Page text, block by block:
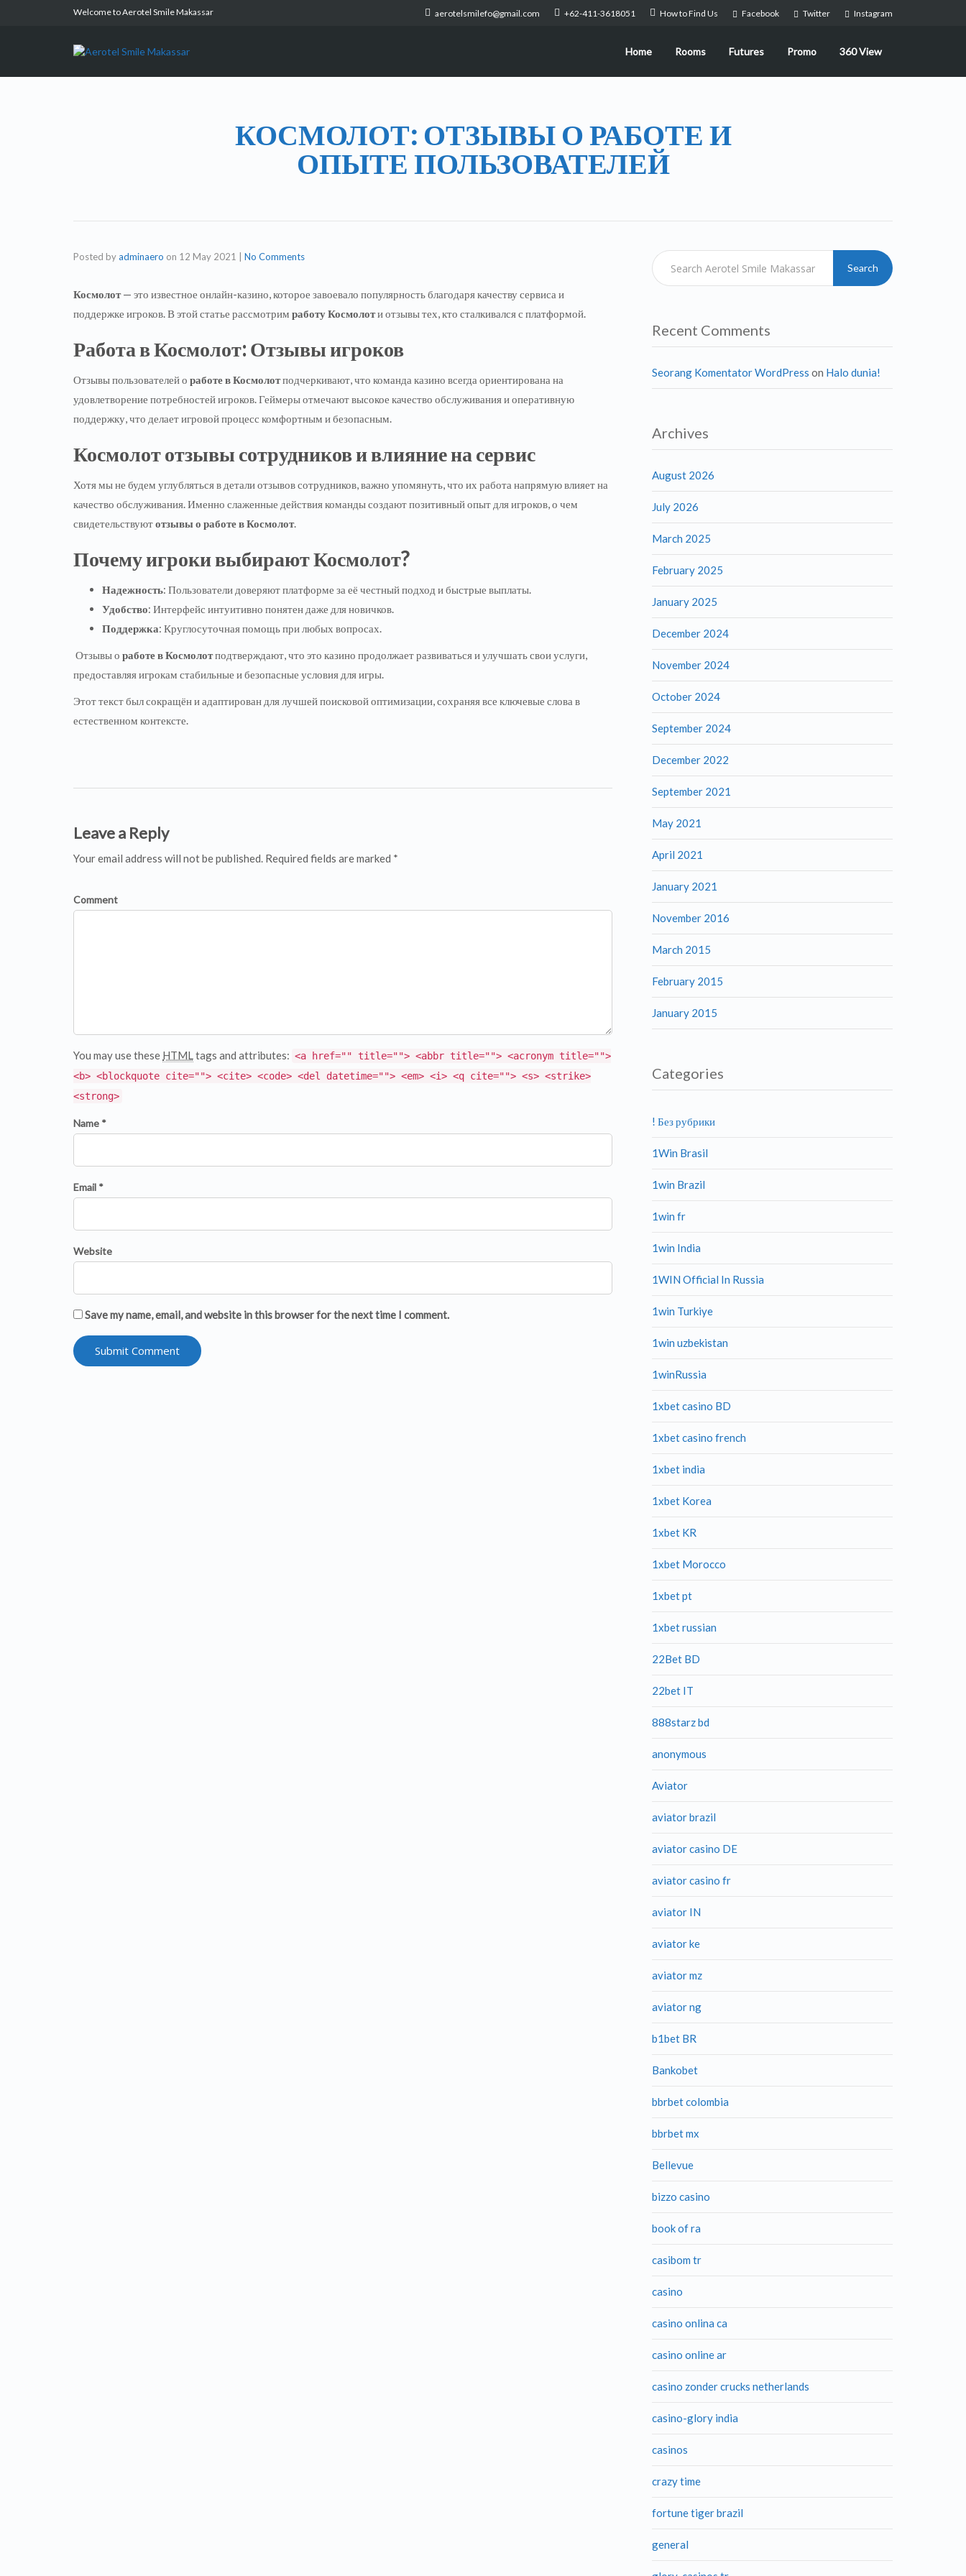
Welcome to Aerotel Smile Makassar aerotelsmilefo@gmail.com +62-411-3618051 How to Find Us Facebook Twitter Instagram
Home Rooms Futures Promo 360 View
КОСМОЛОТ: ОТЗЫВЫ О РАБОТЕ И
ОПЫТЕ ПОЛЬЗОВАТЕЛЕЙ
Posted byadminaero on 12 May 2021 No Comments
Космолот— это известное онлайн-казино, которое завоевало популярность благодаря качеству сервиса и
поддержке игроков. В этой статье рассмотрим работу Космолоти отзывы тех, кто сталкивался с платформой.
Работа в Космолот: Отзывы игроков
Отзывы пользователей о работе в Космолотподчеркивают, что команда казино всегда ориентирована на
удовлетворение потребностей игроков. Геймеры отмечают высокое качество обслуживания и оперативную
поддержку, что делает игровой процесс комфортным и безопасным.
Космолот отзывы сотрудников и влияние на сервис
Хотя мы не будем углубляться в детали отзывов сотрудников, важно упомянуть, что их работа напрямую влияет на
качество обслуживания. Именно слаженные действия команды создают позитивный опыт для игроков, о чем
свидетельствуютотзывы о работе в Космолот.
Почему игроки выбирают Космолот?
Надежность: Пользователи доверяют платформе за её честный подход и быстрые выплаты.
Удобство: Интерфейс интуитивно понятен даже для новичков.
Поддержка: Круглосуточная помощь при любых вопросах.
Отзывы о работе в Космолотподтверждают, что это казино продолжает развиваться и улучшать свои услуги,
предоставляя игрокам стабильные и безопасные условия для игры.
Этот текст был сокращён и адаптирован для лучшей поисковой оптимизации, сохраняя все ключевые слова в
естественном контексте.
Leave a Reply
Your email address will not be published. Required fields are marked *
Comment
You may use these HTMLtags and attributes: <a href="" title=""> <abbr title=""> <acronym title="">
<b> <blockquote cite=""> <cite> <code> <del datetime=""> <em> <i> <q cite=""> <s> <strike>
<strong>
Name *
Email *
Website
Save my name, email, and website in this browser for the next time I comment.
Search
Recent Comments
Seorang Komentator WordPress on Halo dunia!
Archives
August 2026
July 2026
March 2025
February 2025
January 2025
December 2024
November 2024
October 2024
September 2024
December 2022
September 2021
May 2021
April 2021
January 2021
November 2016
March 2015
February 2015
January 2015
Categories
! Без рубрики
1Win Brasil
1win Brazil
1win fr
1win India
1WIN Official In Russia
1win Turkiye
1win uzbekistan
1winRussia
1xbet casino BD
1xbet casino french
1xbet india
1xbet Korea
1xbet KR
1xbet Morocco
1xbet pt
1xbet russian
22Bet BD
22bet IT
888starz bd
anonymous
Aviator
aviator brazil
aviator casino DE
aviator casino fr
aviator IN
aviator ke
aviator mz
aviator ng
b1bet BR
Bankobet
bbrbet colombia
bbrbet mx
Bellevue
bizzo casino
book of ra
casibom tr
casino
casino onlina ca
casino online ar
casino zonder crucks netherlands
casino-glory india
casinos
crazy time
fortune tiger brazil
general